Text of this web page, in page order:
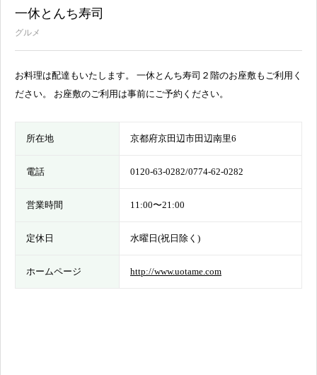
一休とんち寿司
グルメ
お料理は配達もいたします。 一休とんち寿司２階のお座敷もご利用く
ださい。 お座敷のご利用は事前にご予約ください。
所在地 京都府京田辺市田辺南里6
電話 0120-63-0282/0774-62-0282
営業時間 11:00〜21:00
定休日 水曜日(祝日除く)
ホームページ http://www.uotame.com